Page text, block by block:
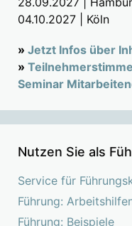
04.10.2027 | Köln
» Jetzt Infos über
»
Seminar
Nutzen Sie als
Service für
Führung:
Führung: Beispiele